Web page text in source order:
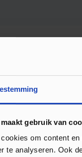
gebruik van
om content
te analyseren. Ook
in
onze gratis online
Kampen